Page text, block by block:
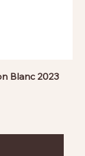
Blanc 2023